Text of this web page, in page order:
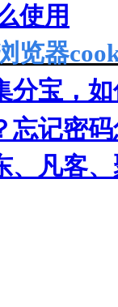
使用
览器
分宝，
忘记密
、凡客